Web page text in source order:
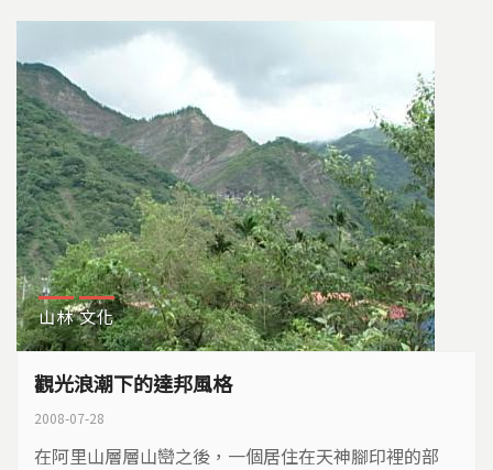
山林 文化
觀光浪潮下的達邦風格
2008-07-28
在阿里山層層山巒之後，一個居住在天神腳印裡的部